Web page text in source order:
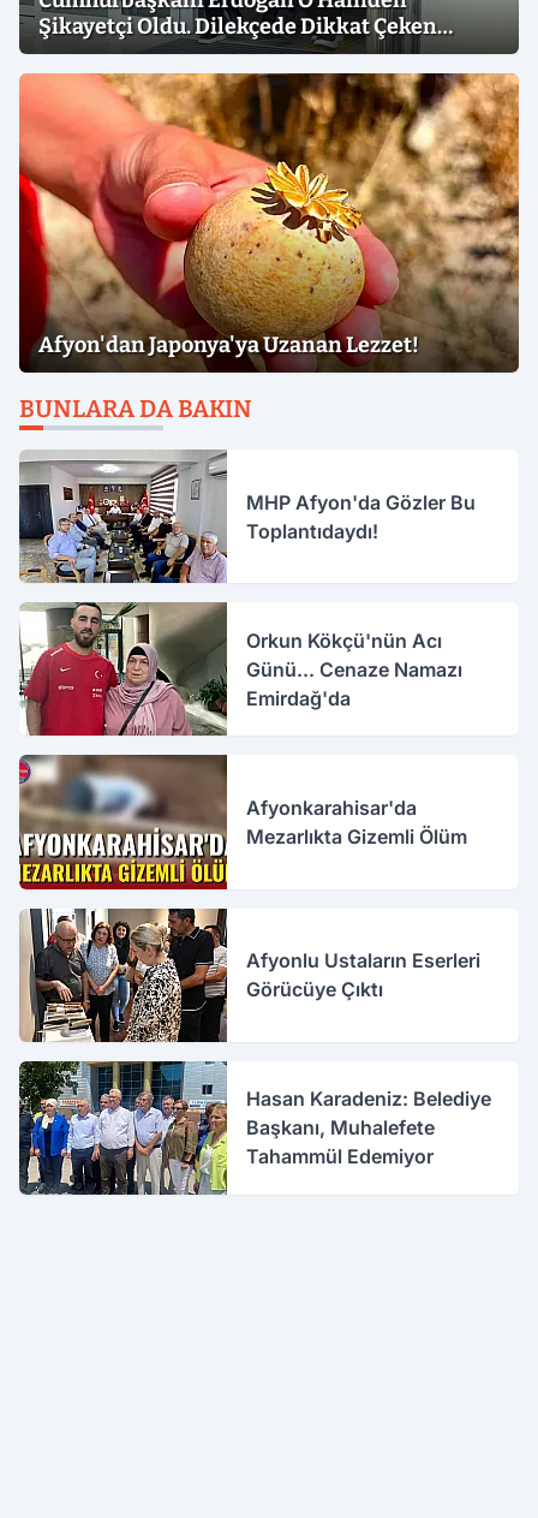
Şikayetçi Oldu. Dilekçede Dikkat Çeken
İfadeler
Afyon'dan Japonya'ya Uzanan Lezzet!
BUNLARA DA BAKIN
MHP Afyon'da Gözler Bu
Toplantıdaydı!
Orkun Kökçü'nün Acı
Günü... Cenaze Namazı
Emirdağ'da
Afyonkarahisar'da
Mezarlıkta Gizemli Ölüm
Afyonlu Ustaların Eserleri
Görücüye Çıktı
Hasan Karadeniz: Belediye
Başkanı, Muhalefete
Tahammül Edemiyor